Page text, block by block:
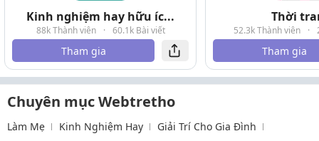
Kinh nghiệm hay hữu íc...
88k Thành viên · 60.1k Bài viết
Tham gia
Thời
52.3k Thành viên ·
Tham gia
Chuyên mục Webtretho
Làm Mẹ Kinh Nghiệm Hay
Giải Trí Cho Gia Đình